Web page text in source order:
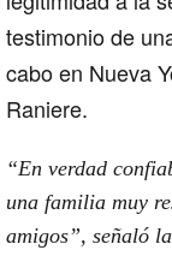
testimonio de
cabo en Nueva
Raniere.
“En verdad
una familia muy
amigos”, señaló